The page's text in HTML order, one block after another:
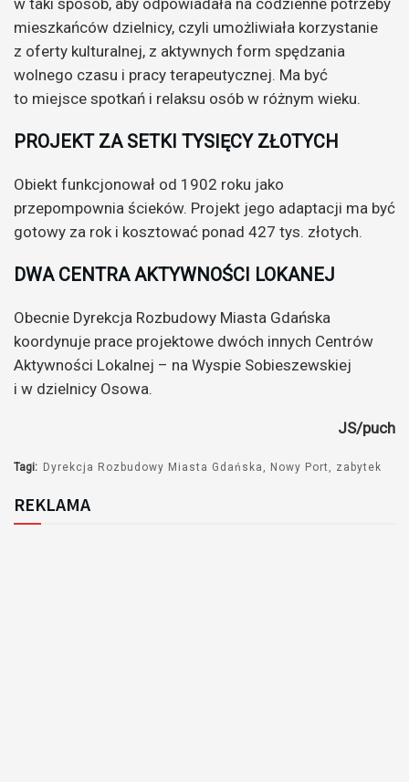
w taki sposób, aby odpowiadała na codzienne potrzeby
mieszkańców dzielnicy, czyli umożliwiała korzystanie
z oferty kulturalnej, z aktywnych form spędzania
wolnego czasu i pracy terapeutycznej. Ma być
to miejsce spotkań i relaksu osób w różnym wieku.
PROJEKT ZA SETKI TYSIĘCY ZŁOTYCH
Obiekt funkcjonował od 1902 roku jako
przepompownia ścieków. Projekt jego adaptacji ma być
gotowy za rok i kosztować ponad 427 tys. złotych.
DWA CENTRA AKTYWNOŚCI LOKANEJ
Obecnie Dyrekcja Rozbudowy Miasta Gdańska
koordynuje prace projektowe dwóch innych Centrów
Aktywności Lokalnej – na Wyspie Sobieszewskiej
i w dzielnicy Osowa.
JS/puch
Tagi: Dyrekcja Rozbudowy Miasta Gdańska Nowy Port zabytek
REKLAMA